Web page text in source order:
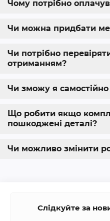
Чому потрібно
Чи можна придбати
Чи потрібно
отриманням?
Чи зможу я самостійно
Що робити якщо
пошкоджені деталі?
Чи можливо змінити
Слідкуйте за